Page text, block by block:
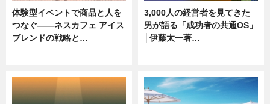
体験型イベントで商品と人を
つなぐ――ネスカフェ アイス
ブレンドの戦略と…
3,000人の経営者を見てきた
男が語る「成功者の共通OS」
│伊藤太一著…